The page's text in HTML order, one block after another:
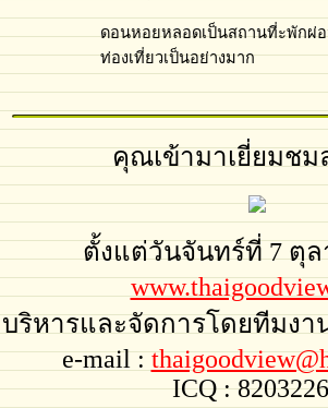
ดอนหอยหลอดเป็นสถานที่ะพักผ่
ท่องเที่ยวเป็นอย่างมาก
คุณเข้ามาเยี่ยมช
ตั้งแต่วันจันทร์ที่ 7 ตุล
บริหารและจัดการโดยทีมง
e-mail :
ICQ :